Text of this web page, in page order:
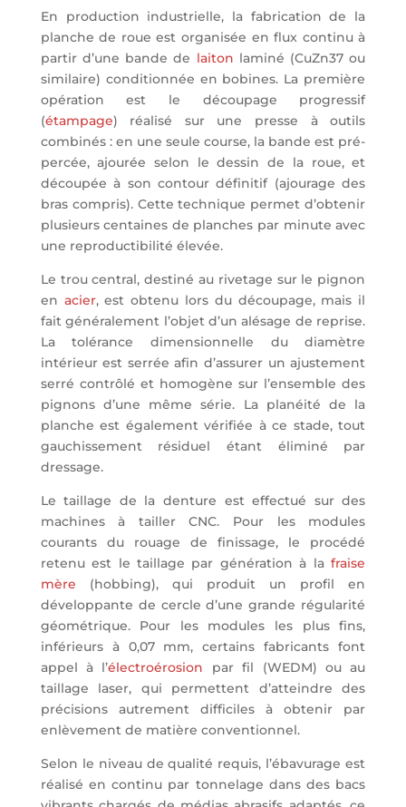
En production industrielle, la fabrication de la
planche de roue est organisée en flux continu à
partir d’une bande de laiton laminé (CuZn37 ou
similaire) conditionnée en bobines. La première
opération est le découpage progressif
(étampage) réalisé sur une presse à outils
combinés : en une seule course, la bande est pré-
percée, ajourée selon le dessin de la roue, et
découpée à son contour définitif (ajourage des
bras compris). Cette technique permet d’obtenir
plusieurs centaines de planches par minute avec
une reproductibilité élevée.
Le trou central, destiné au rivetage sur le pignon
en acier, est obtenu lors du découpage, mais il
fait généralement l’objet d’un alésage de reprise.
La tolérance dimensionnelle du diamètre
intérieur est serrée afin d’assurer un ajustement
serré contrôlé et homogène sur l’ensemble des
pignons d’une même série. La planéité de la
planche est également vérifiée à ce stade, tout
gauchissement résiduel étant éliminé par
dressage.
Le taillage de la denture est effectué sur des
machines à tailler CNC. Pour les modules
courants du rouage de finissage, le procédé
retenu est le taillage par génération à lafraise
mère (hobbing), qui produit un profil en
développante de cercle d’une grande régularité
géométrique. Pour les modules les plus fins,
inférieurs à 0,07 mm, certains fabricants font
appel à l’électroérosion par fil (WEDM) ou au
taillage laser, qui permettent d’atteindre des
précisions autrement difficiles à obtenir par
enlèvement de matière conventionnel.
Selon le niveau de qualité requis, l’ébavurage est
réalisé en continu par tonnelage dans des bacs